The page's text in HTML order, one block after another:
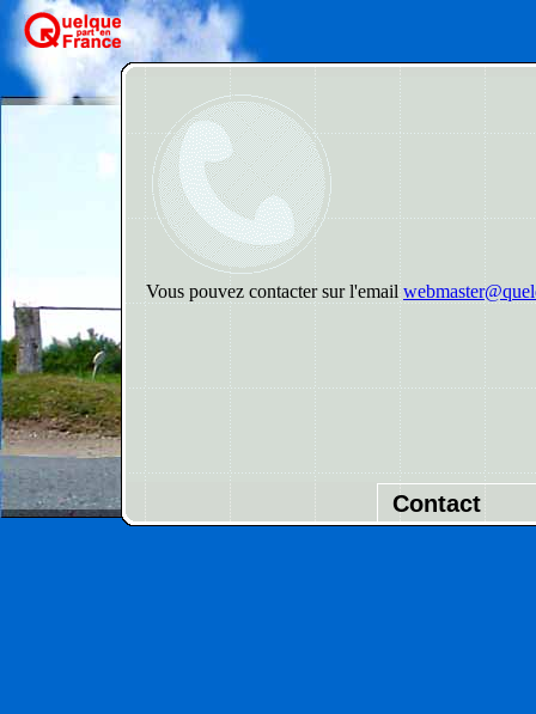
Vous pouvez contacter sur l'email
Contact